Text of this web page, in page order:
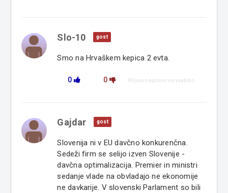
Slo-10 gost
Smo na Hrvaškem kepica 2 evta.
0 0 Prijavi neprimerno vsebino
Gajdar gost
Slovenija ni v EU davčno konkurenčna.
Sedeži firm se selijo izven Slovenije -
davčna optimalizacija. Premier in ministri
sedanje vlade na obvladajo ne ekonomije
ne davkarije. V slovenski Parlament so bili